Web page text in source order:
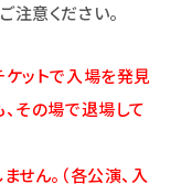
意ください。
ットで入場を発見
その場で退場して
せん。（各公演、入